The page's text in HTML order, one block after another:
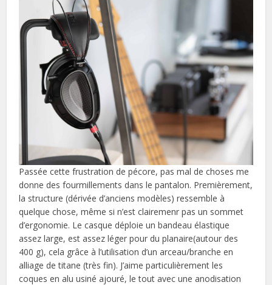
Passée cette frustration de pécore, pas mal de choses me
donne des fourmillements dans le pantalon. Premièrement,
la structure (dérivée d’anciens modèles) ressemble à
quelque chose, même si n’est clairemenr pas un sommet
d’ergonomie. Le casque déploie un bandeau élastique
assez large, est assez léger pour du planaire(autour des
400 g), cela grâce à l’utilisation d’un arceau/branche en
alliage de titane (très fin). J’aime particulièrement les
coques en alu usiné ajouré, le tout avec une anodisation